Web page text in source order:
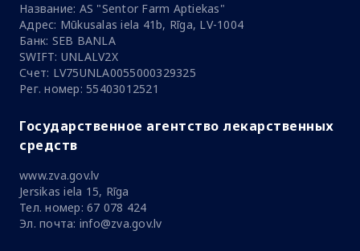
Название: AS "Sentor Farm Aptiekas"
Адрес: Mūkusalas iela 41b, Rīga, LV-1004
Банк: SEB BANLA
SWIFT: UNLALV2X
Счет: LV75UNLA0055000329325
Рег. номер: 55403012521
Государственное агентство лекарственных
средств
www.zva.gov.lv
Jersikas iela 15, Rīga
Тел. номер: 67 078 424
Эл. почта: info@zva.gov.lv